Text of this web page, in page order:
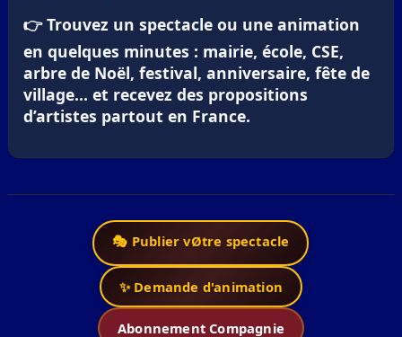
👉 Trouvez un spectacle ou une animation
en quelques minutes : mairie, école, CSE,
arbre de Noël, festival, anniversaire, fête de
village… et recevez des propositions
d’artistes partout en France.
🎭 Publier vØtre spectacle
✨ Demande d'animation
Abonnement Compagnie